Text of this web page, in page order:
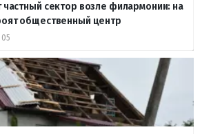
частный сектор возле филармонии: на
общественный центр